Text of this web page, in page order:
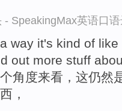
- SpeakingMax英语口
way it's kind of
out more stuff
角度来看，这仍然
，